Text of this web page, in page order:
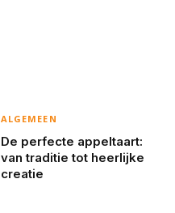
ALGEMEEN
De perfecte appeltaart:
van traditie tot heerlijke
creatie